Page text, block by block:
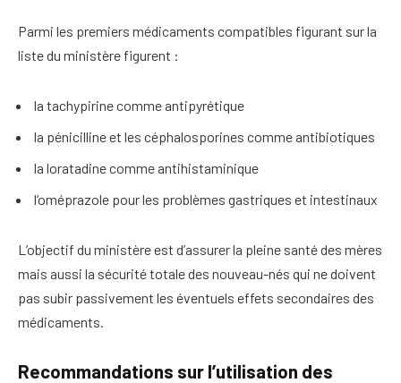
Parmi les premiers médicaments compatibles figurant sur la
liste du ministère figurent :
la tachypirine comme antipyrétique
la pénicilline et les céphalosporines comme antibiotiques
la loratadine comme antihistaminique
l’oméprazole pour les problèmes gastriques et intestinaux
L’objectif du ministère est d’assurer la pleine santé des mères
mais aussi la sécurité totale des nouveau-nés qui ne doivent
pas subir passivement les éventuels effets secondaires des
médicaments.
Recommandations sur l’utilisation des